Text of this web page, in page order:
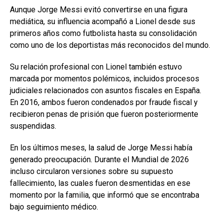
Aunque Jorge Messi evitó convertirse en una figura
mediática, su influencia acompañó a Lionel desde sus
primeros años como futbolista hasta su consolidación
como uno de los deportistas más reconocidos del mundo.
Su relación profesional con Lionel también estuvo
marcada por momentos polémicos, incluidos procesos
judiciales relacionados con asuntos fiscales en España.
En 2016, ambos fueron condenados por fraude fiscal y
recibieron penas de prisión que fueron posteriormente
suspendidas.
En los últimos meses, la salud de Jorge Messi había
generado preocupación. Durante el Mundial de 2026
incluso circularon versiones sobre su supuesto
fallecimiento, las cuales fueron desmentidas en ese
momento por la familia, que informó que se encontraba
bajo seguimiento médico.